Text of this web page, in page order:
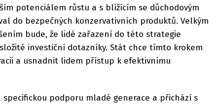
potenciálem růstu a s blížícím se důchodovým
do bezpečných konzervativních produktů. Velkým
bude, že lidé zařazení do této strategie
investiční dotazníky. Stát chce tímto krokem
a usnadnit lidem přístup k efektivnímu
podporu mladé generace a přichází s